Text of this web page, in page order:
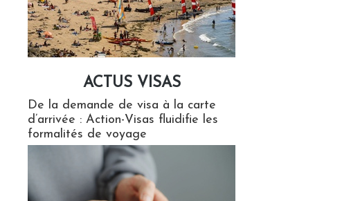
ACTUS VISAS
De la demande de visa à la carte
d’arrivée : Action-Visas fluidifie les
formalités de voyage